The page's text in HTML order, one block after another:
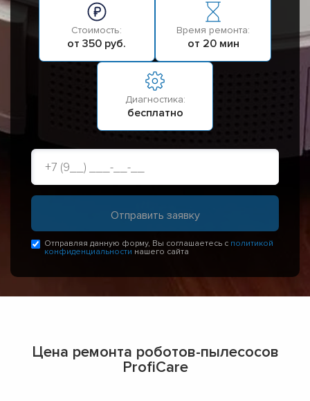
Стоимость:
от 350 руб.
Время ремонта:
от 20 мин
Диагностика:
бесплатно
Отправляя данную форму, Вы соглашаетесь с политикой
конфиденциальности нашего сайта
Цена ремонта роботов-пылесосов
ProfiCare